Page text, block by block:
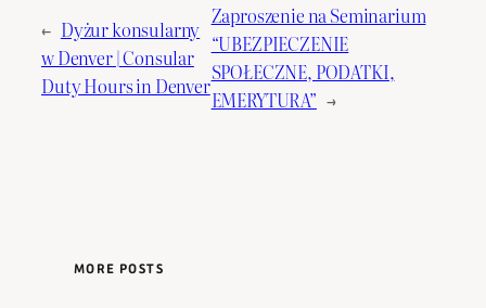
← Dyżur konsularny
w Denver | Consular
Duty Hours in Denver
Zaproszenie na Seminarium
“UBEZPIECZENIE
SPOŁECZNE, PODATKI,
EMERYTURA” →
MORE POSTS